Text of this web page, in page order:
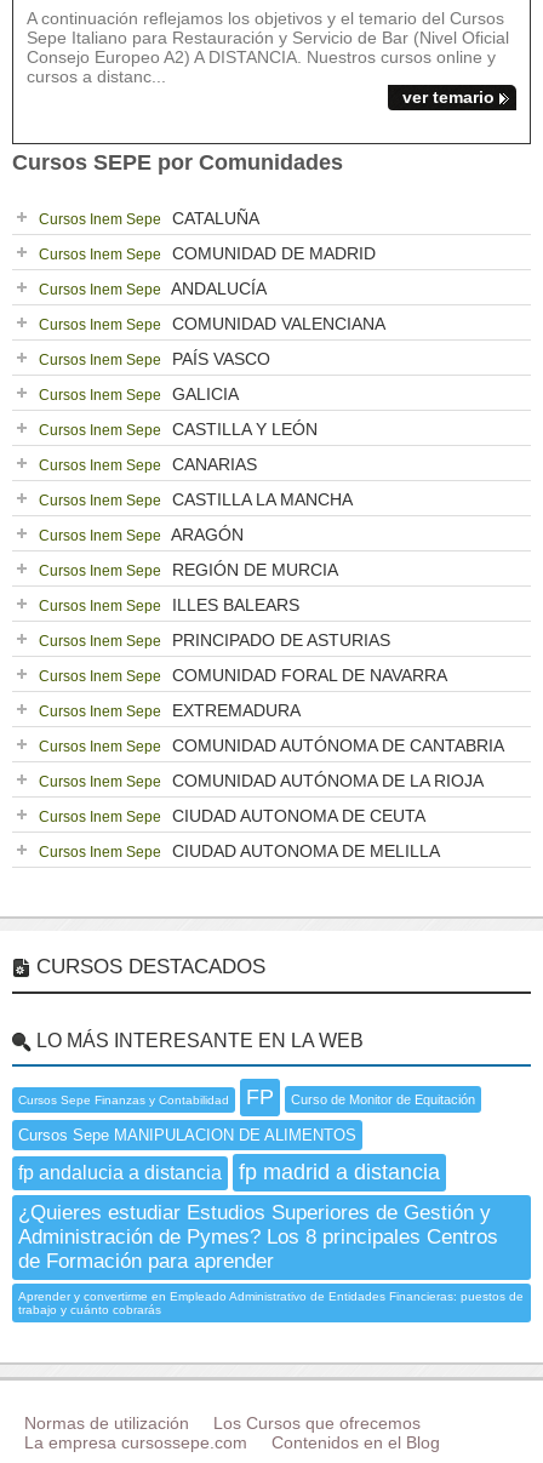
A continuación reflejamos los objetivos y el temario del Cursos
Sepe Italiano para Restauración y Servicio de Bar (Nivel Oficial
Consejo Europeo A2) A DISTANCIA. Nuestros cursos online y
cursos a distanc...
ver temario
Cursos SEPE por Comunidades
Cursos Inem Sepe CATALUÑA
Cursos Inem Sepe COMUNIDAD DE MADRID
Cursos Inem Sepe ANDALUCÍA
Cursos Inem Sepe COMUNIDAD VALENCIANA
Cursos Inem Sepe PAÍS VASCO
Cursos Inem Sepe GALICIA
Cursos Inem Sepe CASTILLA Y LEÓN
Cursos Inem Sepe CANARIAS
Cursos Inem Sepe CASTILLA LA MANCHA
Cursos Inem Sepe ARAGÓN
Cursos Inem Sepe REGIÓN DE MURCIA
Cursos Inem Sepe ILLES BALEARS
Cursos Inem Sepe PRINCIPADO DE ASTURIAS
Cursos Inem Sepe COMUNIDAD FORAL DE NAVARRA
Cursos Inem Sepe EXTREMADURA
Cursos Inem Sepe COMUNIDAD AUTÓNOMA DE CANTABRIA
Cursos Inem Sepe COMUNIDAD AUTÓNOMA DE LA RIOJA
Cursos Inem Sepe CIUDAD AUTONOMA DE CEUTA
Cursos Inem Sepe CIUDAD AUTONOMA DE MELILLA
CURSOS DESTACADOS
LO MÁS INTERESANTE EN LA WEB
Cursos Sepe Finanzas y Contabilidad FP Curso de Monitor de Equitación
Cursos Sepe MANIPULACION DE ALIMENTOS
fp andalucia a distancia fp madrid a distancia
¿Quieres estudiar Estudios Superiores de Gestión y
Administración de Pymes? Los 8 principales Centros
de Formación para aprender
Aprender y convertirme en Empleado Administrativo de Entidades Financieras: puestos de
trabajo y cuánto cobrarás
Normas de utilización
Los Cursos que ofrecemos
La empresa cursossepe.com
Contenidos en el Blog